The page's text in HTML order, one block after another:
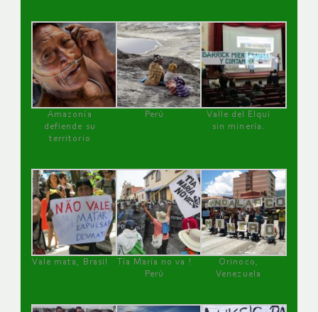
Amazonía
defiende su
territorio
Perú
Valle del Elqui
sin minería.
Vale mata, Brasil
Tía María no va !
Perú
Orinoco,
Venezuela